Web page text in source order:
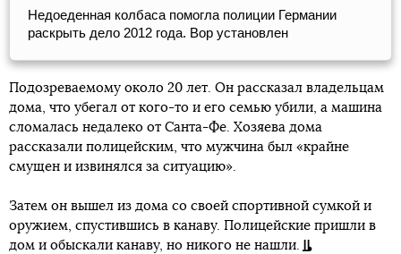
Недоеденная колбаса помогла полиции Германии
раскрыть дело 2012 года. Вор установлен
Подозреваемому около 20 лет. Он рассказал владельцам
дома, что убегал от кого-то и его семью убили, а машина
сломалась недалеко от Санта-Фе. Хозяева дома
рассказали полицейским, что мужчина был «крайне
смущен и извинялся за ситуацию».
Затем он вышел из дома со своей спортивной сумкой и
оружием, спустившись в канаву. Полицейские пришли в
дом и обыскали канаву, но никого не нашли.